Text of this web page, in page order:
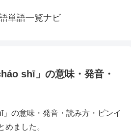
単語一覧ナビ
shī」の意味・発音・
の意味・発音・読み方・ピンイ
めました。